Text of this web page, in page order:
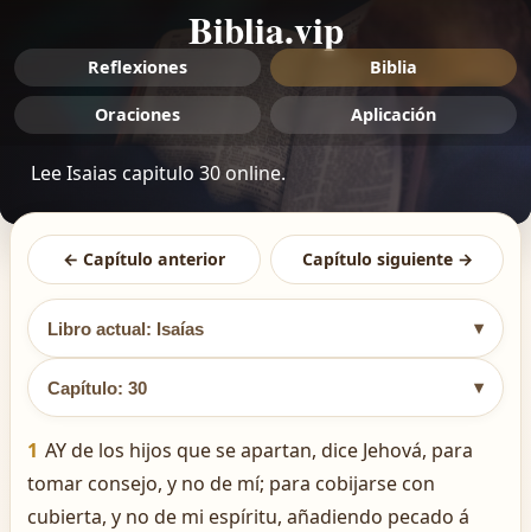
Biblia.vip
Reflexiones Biblia
Oraciones Aplicación
Lee Isaias capitulo 30 online.
← Capítulo anterior Capítulo siguiente →
Libro actual: Isaías ▾
Capítulo: 30 ▾
1 AY de los hijos que se apartan, dice Jehová, para
tomar consejo, y no de mí; para cobijarse con
cubierta, y no de mi espíritu, añadiendo pecado á